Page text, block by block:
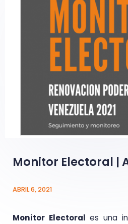
Monitor Electoral |
ABRIL 6, 2021
Monitor Electoral es una